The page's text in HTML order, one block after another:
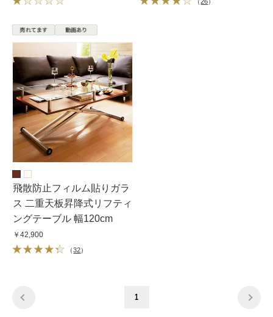
飛散防止フィルム貼りガラ
ス 二重天板昇降式リフティ
ングテーブル 幅120cm
￥42,900
（32）
1